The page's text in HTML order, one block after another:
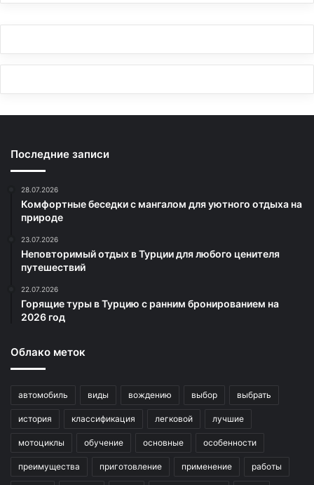
Последние записи
28.07.2026
Комфортные беседки с мангалом для уютного отдыха на
природе
23.07.2026
Неповторимый отдых в Турции для любого ценителя
путешествий
22.07.2026
Горящие туры в Турцию с ранним бронированием на
2026 год
Облако меток
автомобиль виды вождению выбор выбрать
история классификация легковой лучшие
мотоциклы обучение основные особенности
преимущества приготовление применение работы